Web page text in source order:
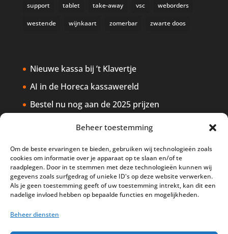
Beheer toestemming
Om de beste ervaringen te bieden, gebruiken wij technologieën zoals
cookies om informatie over je apparaat op te slaan en/of te
raadplegen. Door in te stemmen met deze technologieën kunnen wij
gegevens zoals surfgedrag of unieke ID's op deze website verwerken.
Als je geen toestemming geeft of uw toestemming intrekt, kan dit een
nadelige invloed hebben op bepaalde functies en mogelijkheden.
Beheer diensten
support tablet take-away vsc weborders
westende wijnkaart zomerbar zwarte doos
Nieuwe kassa bij ’t Klavertje
AI in de Horeca kassawereld
Bestel nu nog aan de 2025 prijzen
Safran Palace start met nieuw
BTW aanpassingen HoReCa vanaf 1
maart 2026